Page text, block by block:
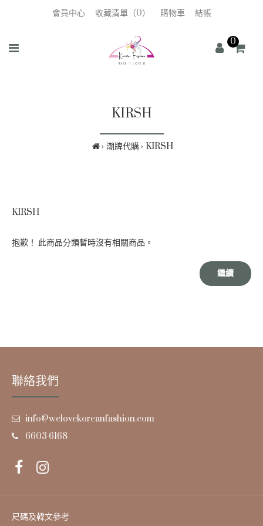
會員中心 收藏清單（0） 購物車 結帳
0
KIRSH
潮牌代購 KIRSH
KIRSH
抱歉！ 此商品分類暫時沒有相關商品。
繼續
聯絡我們
info@welovekoreanfashion.com
6603 6168
尺碼及韓文參考